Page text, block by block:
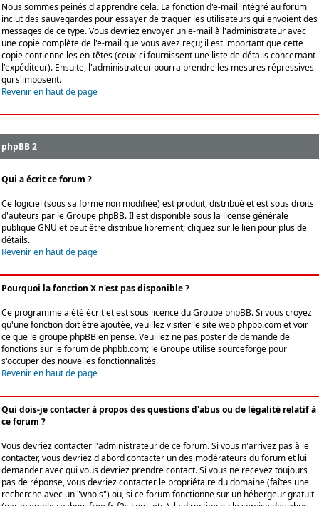
Nous sommes peinés d'apprendre cela. La fonction d'e-mail intégré au forum
inclut des sauvegardes pour essayer de traquer les utilisateurs qui envoient des
messages de ce type. Vous devriez envoyer un e-mail à l'administrateur avec
une copie complète de l'e-mail que vous avez reçu; il est important que cette
copie contienne les en-têtes (ceux-ci fournissent une liste de détails concernant
l'expéditeur). Ensuite, l'administrateur pourra prendre les mesures répressives
qui s'imposent.
Revenir en haut de page
phpBB 2
Qui a écrit ce forum ?
Ce logiciel (sous sa forme non modifiée) est produit, distribué et est sous droits
d'auteurs par leGroupe phpBB. Il est disponible sous la license générale
publique GNU et peut être distribué librement; cliquez sur le lien pour plus de
détails.
Revenir en haut de page
Pourquoi la fonction X n'est pas disponible ?
Ce programme a été écrit et est sous licence du Groupe phpBB. Si vous croyez
qu'une fonction doit être ajoutée, veuillez visiter le site web phpbb.com et voir
ce que le groupe phpBB en pense. Veuillez ne pas poster de demande de
fonctions sur le forum de phpbb.com; le Groupe utilise sourceforge pour
s'occuper des nouvelles fonctionnalités.
Revenir en haut de page
Qui dois-je contacter à propos des questions d'abus ou de légalité relatif à
ce forum ?
Vous devriez contacter l'administrateur de ce forum. Si vous n'arrivez pas à le
contacter, vous devriez d'abord contacter un des modérateurs du forum et lui
demander avec qui vous devriez prendre contact. Si vous ne recevez toujours
pas de réponse, vous devriez contacter le propriétaire du domaine (faîtes une
recherche avec un "whois") ou, si ce forum fonctionne sur un hébergeur gratuit